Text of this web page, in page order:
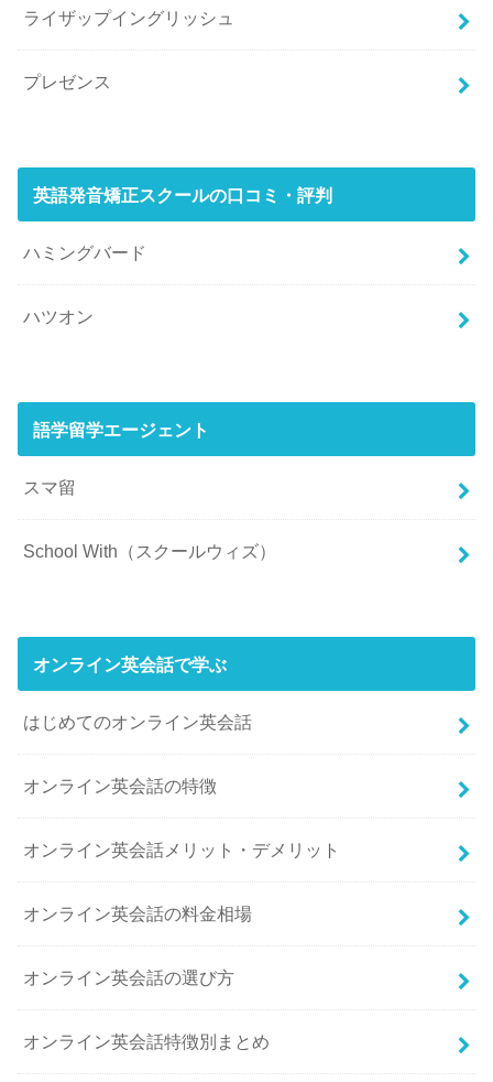
ライザップイングリッシュ
プレゼンス
英語発音矯正スクールの口コミ・評判
ハミングバード
ハツオン
語学留学エージェント
スマ留
School With（スクールウィズ）
オンライン英会話で学ぶ
はじめてのオンライン英会話
オンライン英会話の特徴
オンライン英会話メリット・デメリット
オンライン英会話の料金相場
オンライン英会話の選び方
オンライン英会話特徴別まとめ